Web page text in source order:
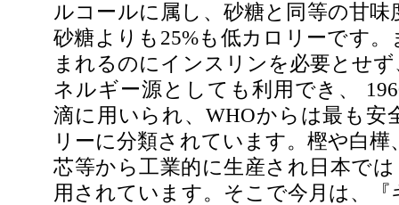
ルコールに属し、砂糖と同等の甘
砂糖よりも25%も低カロリーです
まれるのにインスリンを必要とせ
ネルギー源としても利用でき、
滴に用いられ、WHOからは最も安
リーに分類されています。樫や白
芯等から工業的に生産され日本で
用されています。そこで今月は、